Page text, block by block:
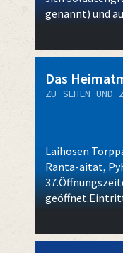
genannt) und
Das
ZU SEHEN UND
Laihosen
Ranta-aitat,